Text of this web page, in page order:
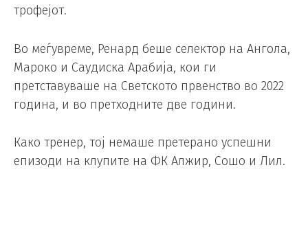
трофејот.
Во меѓувреме, Ренард беше селектор на Ангола,
Мароко и Саудиска Арабија, кои ги
претставуваше на Светското првенство во 2022
година, и во претходните две години.
Како тренер, тој немаше претерано успешни
епизоди на клупите на ФК Алжир, Сошо и Лил.